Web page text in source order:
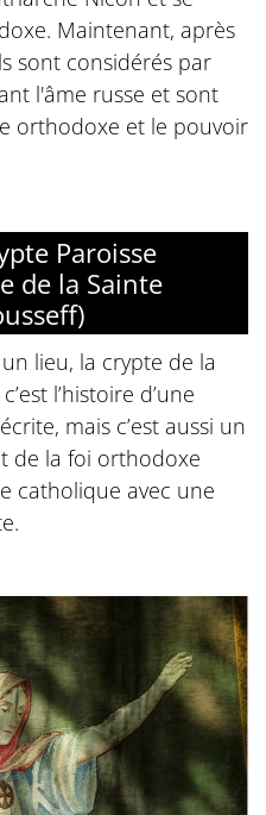
Maintenant, après
sont considérés par
l'âme russe et sont
orthodoxe et le pouvoir
Paroisse
de la Sainte
lieu, la crypte de la
l’histoire d’une
mais c’est aussi un
de la foi orthodoxe
catholique avec une